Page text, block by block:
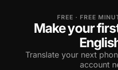
FREE · FREE
Make your
Translate your next
account